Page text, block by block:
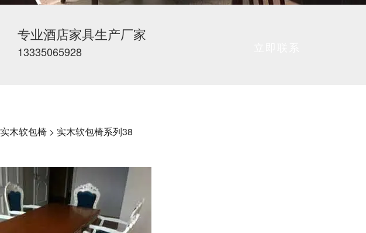
专业酒店家具生产厂家
13335065928
实木软包椅 > 实木软包椅系列38